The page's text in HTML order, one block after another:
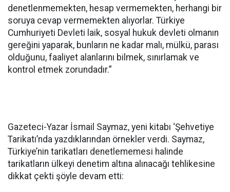
denetlenmemekten, hesap vermemekten, herhangi bir
soruya cevap vermemekten alıyorlar. Türkiye
Cumhuriyeti Devleti laik, sosyal hukuk devleti olmanın
gereğini yaparak, bunların ne kadar malı, mülkü, parası
olduğunu, faaliyet alanlarını bilmek, sınırlamak ve
kontrol etmek zorundadır.”
Gazeteci-Yazar İsmail Saymaz, yeni kitabı ‘Şehvetiye
Tarikatı’nda yazdıklarından örnekler verdi. Saymaz,
Türkiye’nin tarikatları denetlememesi halinde
tarikatların ülkeyi denetim altına alınacağı tehlikesine
dikkat çekti şöyle devam etti: